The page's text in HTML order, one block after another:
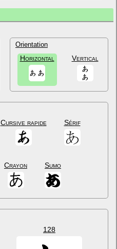
Orientation
Horizontal Vertical
Cursive rapide Sérif
Crayon Sumo
128